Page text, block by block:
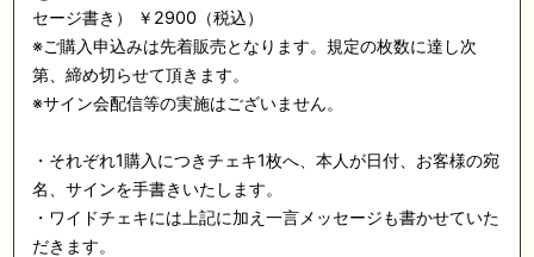
セージ書き） ￥2900（税込）
※ご購入申込みは先着販売となります。規定の枚数に達し次
第、締め切らせて頂きます。
※サイン会配信等の実施はございません。
・それぞれ1購入につきチェキ1枚へ、本人が日付、お客様の宛
名、サインを手書きいたします。
・ワイドチェキには上記に加え一言メッセージも書かせていた
だきます。